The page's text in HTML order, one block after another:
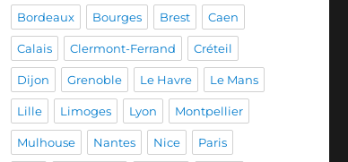
Bordeaux Bourges Brest Caen
Calais Clermont-Ferrand Créteil
Dijon Grenoble Le Havre Le Mans
Lille Limoges Lyon Montpellier
Mulhouse Nantes Nice Paris